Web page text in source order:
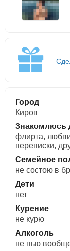
Город
Киров
Знакомлюсь
флирта,
переписки,
Семейное
не состою в
Дети
нет
Курение
не курю
Алкоголь
не пью